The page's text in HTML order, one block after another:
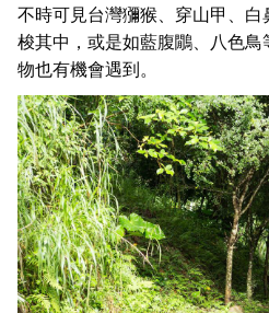
不時可見台灣獼猴、穿山甲、
梭其中，或是如藍腹鷳、八色
物也有機會遇到。